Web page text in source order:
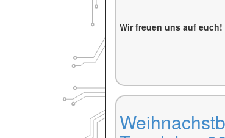
Wir freuen uns auf euch!